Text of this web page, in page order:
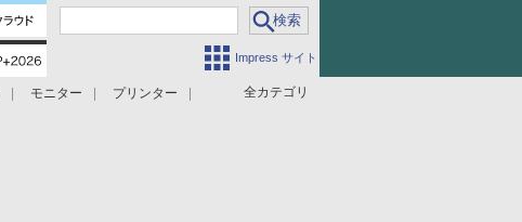
Impress サイト
全カテゴリ
モニター
プリンター